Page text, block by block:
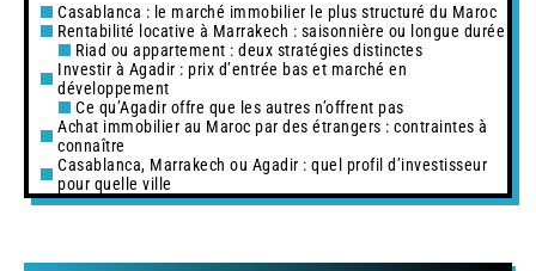
Casablanca : le marché immobilier le plus structuré du Maroc
Rentabilité locative à Marrakech : saisonnière ou longue durée
Riad ou appartement : deux stratégies distinctes
Investir à Agadir : prix d’entrée bas et marché en
développement
Ce qu’Agadir offre que les autres n’offrent pas
Achat immobilier au Maroc par des étrangers : contraintes à
connaître
Casablanca, Marrakech ou Agadir : quel profil d’investisseur
pour quelle ville